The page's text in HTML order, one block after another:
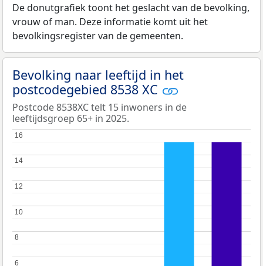
De donutgrafiek toont het geslacht van de bevolking,
vrouw of man. Deze informatie komt uit het
bevolkingsregister van de gemeenten.
Bevolking naar leeftijd in het
postcodegebied 8538 XC
Postcode 8538XC telt 15 inwoners in de
leeftijdsgroep 65+ in 2025.
6
6
8
8
10
10
12
12
14
14
16
16